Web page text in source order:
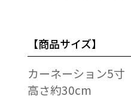
【商品サイズ】
カーネーション5寸
高さ約30cm